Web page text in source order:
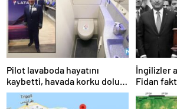
Pilot lavaboda hayatını
kaybetti, havada korku dolu
anlar!
İngilizler
Fidan
çağrısı: